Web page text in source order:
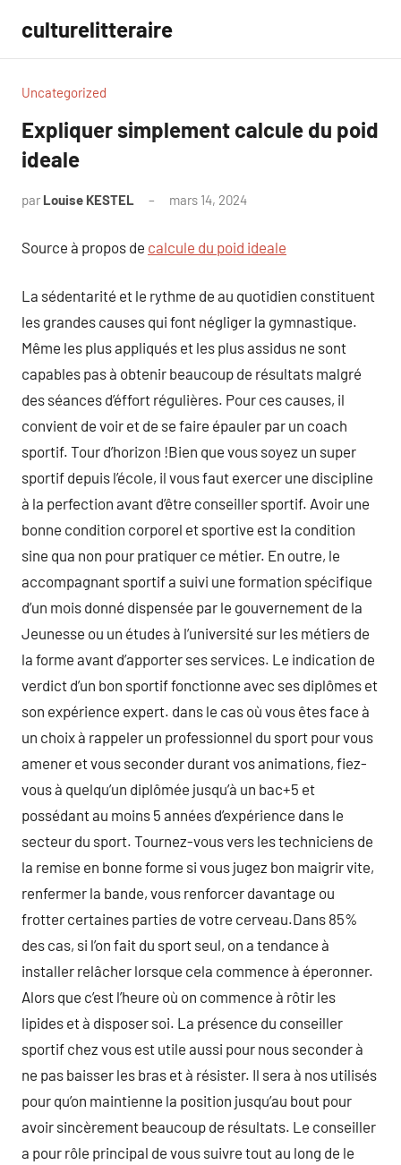
contenu
culturelitteraire
Uncategorized
Expliquer simplement calcule du poid
ideale
par Louise KESTEL mars 14, 2024
Source à propos de calcule du poid ideale
La sédentarité et le rythme de au quotidien constituent
les grandes causes qui font négliger la gymnastique.
Même les plus appliqués et les plus assidus ne sont
capables pas à obtenir beaucoup de résultats malgré
des séances d’éffort régulières. Pour ces causes, il
convient de voir et de se faire épauler par un coach
sportif. Tour d’horizon !Bien que vous soyez un super
sportif depuis l’école, il vous faut exercer une discipline
à la perfection avant d’être conseiller sportif. Avoir une
bonne condition corporel et sportive est la condition
sine qua non pour pratiquer ce métier. En outre, le
accompagnant sportif a suivi une formation spécifique
d’un mois donné dispensée par le gouvernement de la
Jeunesse ou un études à l’université sur les métiers de
la forme avant d’apporter ses services. Le indication de
verdict d’un bon sportif fonctionne avec ses diplômes et
son expérience expert. dans le cas où vous êtes face à
un choix à rappeler un professionnel du sport pour vous
amener et vous seconder durant vos animations, fiez-
vous à quelqu’un diplômée jusqu’à un bac+5 et
possédant au moins 5 années d’expérience dans le
secteur du sport. Tournez-vous vers les techniciens de
la remise en bonne forme si vous jugez bon maigrir vite,
renfermer la bande, vous renforcer davantage ou
frotter certaines parties de votre cerveau.Dans 85%
des cas, si l’on fait du sport seul, on a tendance à
installer relâcher lorsque cela commence à éperonner.
Alors que c’est l’heure où on commence à rôtir les
lipides et à disposer soi. La présence du conseiller
sportif chez vous est utile aussi pour nous seconder à
ne pas baisser les bras et à résister. Il sera à nos utilisés
pour qu’on maintienne la position jusqu’au bout pour
avoir sincèrement beaucoup de résultats. Le conseiller
a pour rôle principal de vous suivre tout au long de le